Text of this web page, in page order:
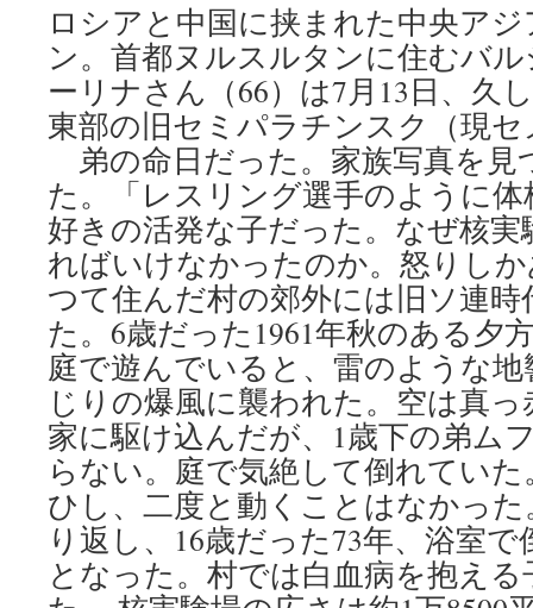
ロシアと中国に挟まれた中央ア
ン。首都ヌルスルタンに住むバ
ーリナさん（66）は7月13日、久
東部の旧セミパラチンスク（現
弟の命日だった。家族写真を見
た。「レスリング選手のように
好きの活発な子だった。なぜ核
ればいけなかったのか。怒りし
つて住んだ村の郊外には旧ソ連
た。6歳だった1961年秋のある夕
庭で遊んでいると、雷のような
じりの爆風に襲われた。空は真
家に駆け込んだが、1歳下の弟ム
らない。庭で気絶して倒れてい
ひし、二度と動くことはなかっ
り返し、16歳だった73年、浴室
となった。村では白血病を抱え